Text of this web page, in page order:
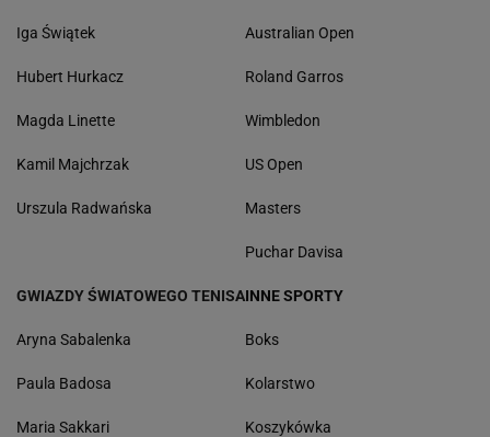
Iga Świątek
Hubert Hurkacz
Magda Linette
Kamil Majchrzak
Urszula Radwańska
Australian Open
Roland Garros
Wimbledon
US Open
Masters
Puchar Davisa
GWIAZDY ŚWIATOWEGO TENISA
Aryna Sabalenka
Paula Badosa
Maria Sakkari
INNE SPORTY
Boks
Kolarstwo
Koszykówka